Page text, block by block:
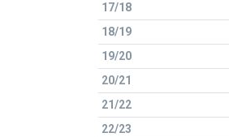
17/18
18/19
19/20
20/21
21/22
22/23